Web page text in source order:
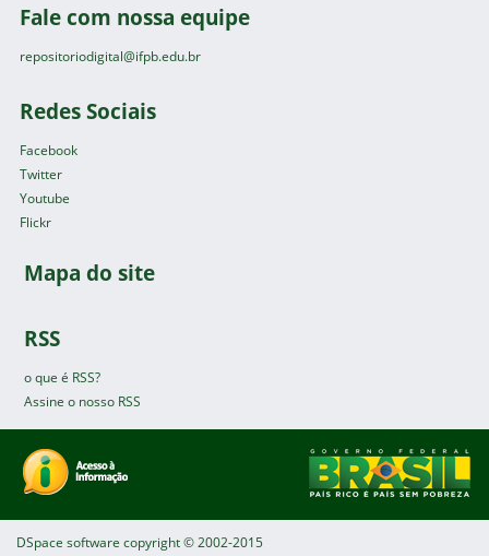
Fale com nossa equipe
repositoriodigital@ifpb.edu.br
Redes Sociais
Facebook
Twitter
Youtube
Flickr
Mapa do site
RSS
o que é RSS?
Assine o nosso RSS
DSpace software copyright © 2002-2015